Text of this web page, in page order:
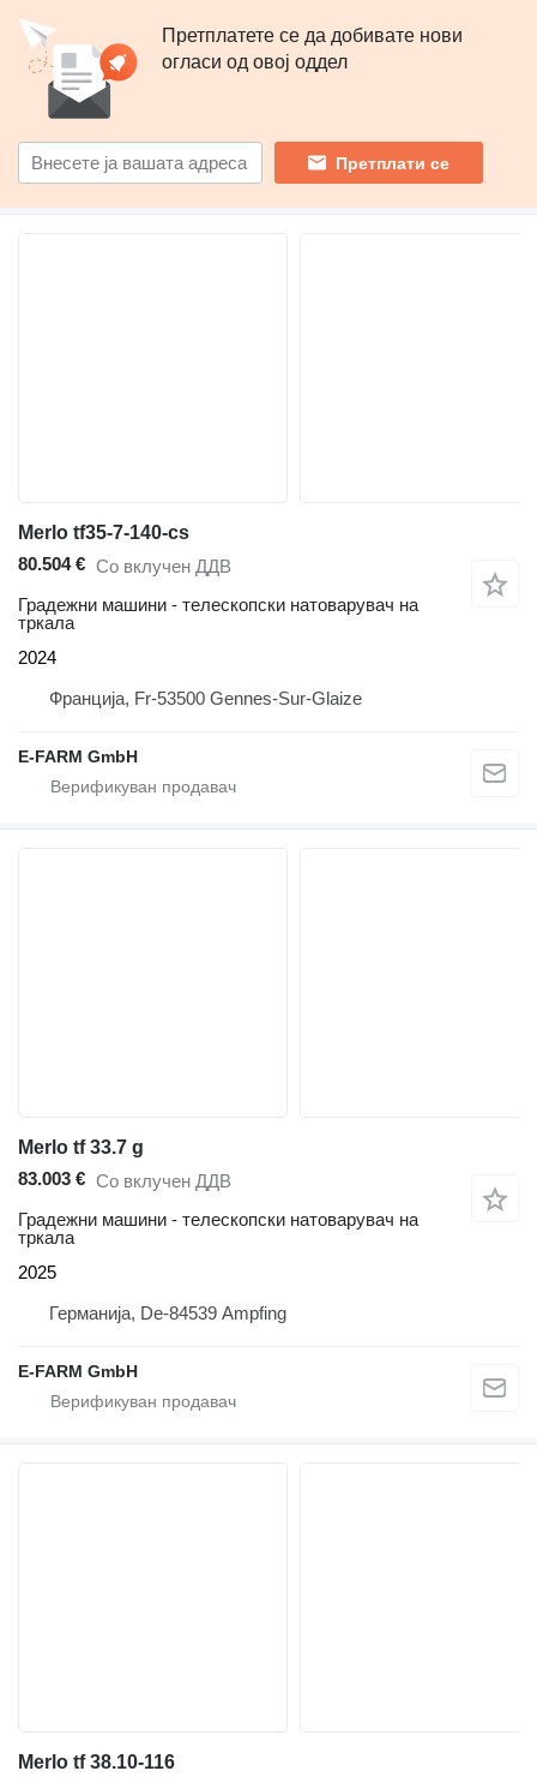
Претплатете се да добивате нови
огласи од овој оддел
Претплати се
Merlo tf35-7-140-cs
80.504 € Со вклучен ДДВ
Градежни машини - телескопски натоварувач на
тркала
2024
Франција, Fr-53500 Gennes-Sur-Glaize
E-FARM GmbH
Merlo tf 33.7 g
83.003 € Со вклучен ДДВ
Градежни машини - телескопски натоварувач на
тркала
2025
Германија, De-84539 Ampfing
E-FARM GmbH
Merlo tf 38.10-116